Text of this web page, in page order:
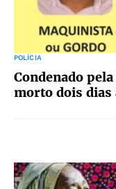
POLÍCIA
Condenado
morto dois